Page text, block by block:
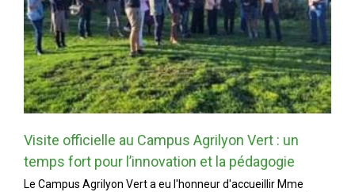
Visite officielle au Campus Agrilyon Vert : un
temps fort pour l’innovation et la pédagogie
Le Campus Agrilyon Vert a eu l'honneur d'accueillir Mme